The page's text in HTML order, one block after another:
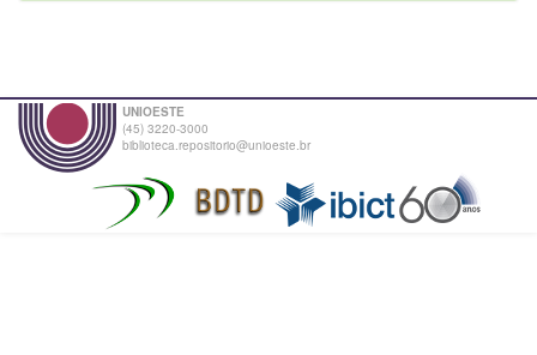
UNIOESTE
(45) 3220-3000
biblioteca.repositorio@unioeste.br